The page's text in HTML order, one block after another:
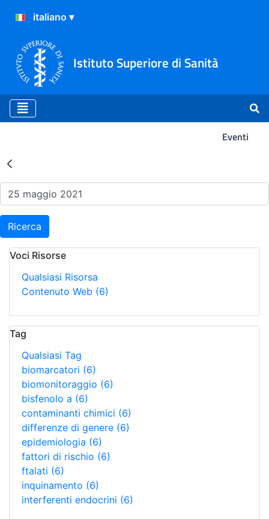
Istituto Superiore di Sanità
Eventi
Risultati della Ricerca -
Ricerca
Voci Risorse
Qualsiasi Risorsa
Contenuto Web (6)
Tag
Qualsiasi Tag
biomarcatori (6)
biomonitoraggio (6)
bisfenolo a (6)
contaminanti chimici (6)
differenze di genere (6)
epidemiologia (6)
fattori di rischio (6)
ftalati (6)
inquinamento (6)
interferenti endocrini (6)